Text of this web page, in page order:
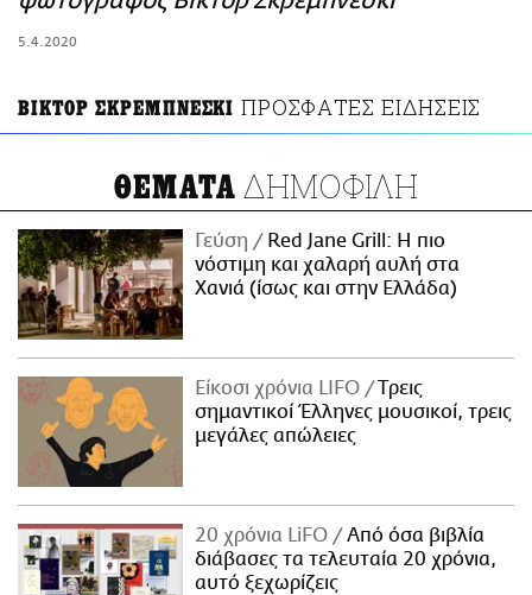
5.4.2020
ΒΙΚΤΟΡ ΣΚΡΕΜΠΝΕΣΚΙ ΠΡΟΣΦΑΤΕΣ ΕΙΔΗΣΕΙΣ
ΘΕΜΑΤΑ ΔΗΜΟΦΙΛΗ
Γεύση
Red Jane Grill: Η πιο
νόστιμη και χαλαρή αυλή στα
Χανιά (ίσως και στην Ελλάδα)
Είκοσι χρόνια LIFO
Tρεις
σημαντικοί Έλληνες μουσικοί, τρεις
μεγάλες απώλειες
20 χρόνια LiFO
Από όσα βιβλία
διάβασες τα τελευταία 20 χρόνια,
αυτό ξεχωρίζεις